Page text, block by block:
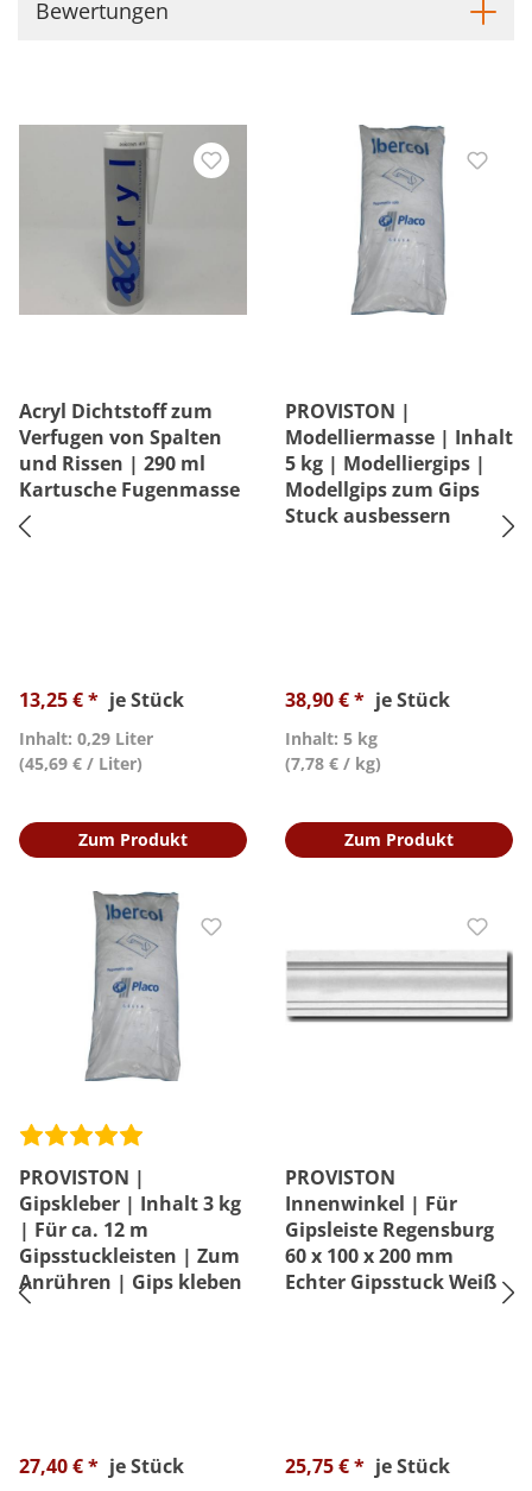
Bewertungen
Acryl Dichtstoff zum
Verfugen von Spalten
und Rissen | 290 ml
Kartusche Fugenmasse
13,25 € * je Stück
Inhalt: 0,29 Liter
(45,69 € / Liter)
Zum Produkt
PROVISTON |
Modelliermasse | Inhalt
5 kg | Modelliergips |
Modellgips zum Gips
Stuck ausbessern
38,90 € * je Stück
Inhalt: 5 kg
(7,78 € / kg)
Zum Produkt
PROVISTON |
Gipskleber | Inhalt 3 kg
| Für ca. 12 m
Gipsstuckleisten | Zum
Anrühren | Gips kleben
27,40 € * je Stück
PROVISTON
Innenwinkel | Für
Gipsleiste Regensburg
60 x 100 x 200 mm
Echter Gipsstuck Weiß
25,75 € * je Stück